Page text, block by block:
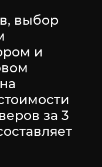
выбор
и
за 3